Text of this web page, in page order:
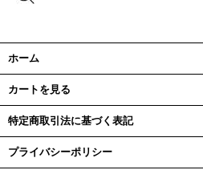
ホーム
カートを見る
特定商取引法に基づく表記
プライバシーポリシー